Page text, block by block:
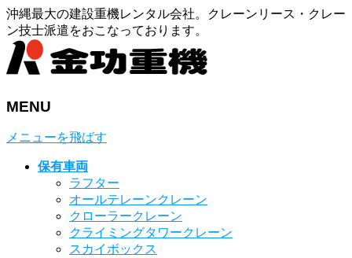
沖縄最大の建設重機レンタル会社。クレーンリース・クレー
ン技士派遣をおこなっております。
MENU
メニューを飛ばす
保有車両
ラフター
オールテレーンクレーン
クローラークレーン
クライミングタワークレーン
スカイボックス